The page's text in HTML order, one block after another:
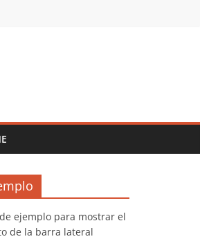
ejemplo para mostrar el
de la barra lateral